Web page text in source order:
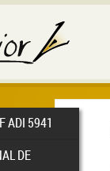
ADI 5941
DE